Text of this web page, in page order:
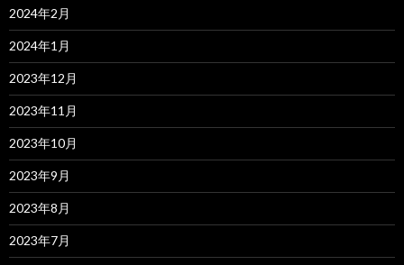
2024年2月
2024年1月
2023年12月
2023年11月
2023年10月
2023年9月
2023年8月
2023年7月